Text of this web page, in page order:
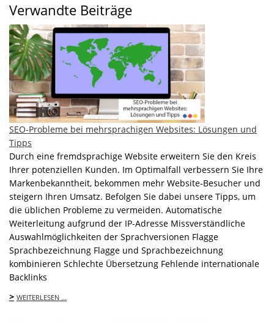
Verwandte Beiträge
SEO-Probleme bei mehrsprachigen Websites: Lösungen und
Tipps
Durch eine fremdsprachige Website erweitern Sie den Kreis
Ihrer potenziellen Kunden. Im Optimalfall verbessern Sie Ihre
Markenbekanntheit, bekommen mehr Website-Besucher und
steigern Ihren Umsatz. Befolgen Sie dabei unsere Tipps, um
die üblichen Probleme zu vermeiden. Automatische
Weiterleitung aufgrund der IP-Adresse Missverständliche
Auswahlmöglichkeiten der Sprachversionen Flagge
Sprachbezeichnung Flagge und Sprachbezeichnung
kombinieren Schlechte Übersetzung Fehlende internationale
Backlinks
> WEITERLESEN …